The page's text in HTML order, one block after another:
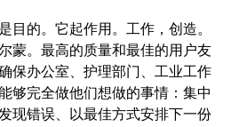
目的。它起作用。工作，创造。
蒙。最高的质量和最佳的用户友
保办公室、护理部门、工业工作
够完全做他们想做的事情：集中
现错误、以最佳方式安排下一份